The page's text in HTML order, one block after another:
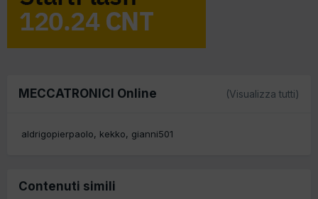
MECCATRONICI Online (Visualizza tutti)
aldrigopierpaolo kekko gianni501
Contenuti simili